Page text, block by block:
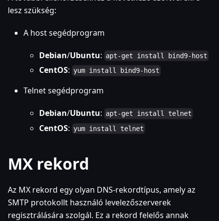
lesz szükség:
A host segédprogram
Debian/Ubuntu: apt-get install bind9-host
CentOS: yum install bind9-host
Telnet segédprogram
Debian/Ubuntu: apt-get install telnet
CentOS: yum install telnet
MX rekord
Az MX rekord egy olyan DNS-rekordtípus, amely az
SMTP protokollt használó levelezőszerverek
regisztrálására szolgál. Ez a rekord felelős annak